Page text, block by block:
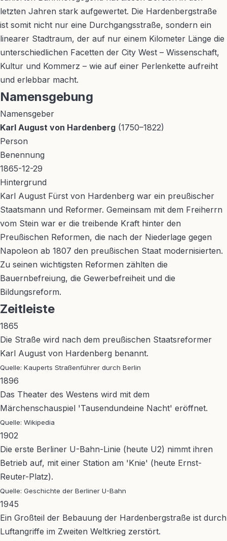
letzten Jahren stark aufgewertet. Die Hardenbergstraße
ist somit nicht nur eine Durchgangsstraße, sondern ein
linearer Stadtraum, der auf nur einem Kilometer Länge die
unterschiedlichen Facetten der City West – Wissenschaft,
Kultur und Kommerz – wie auf einer Perlenkette aufreiht
und erlebbar macht.
Namensgebung
Namensgeber
Karl August von Hardenberg (1750–1822)
Person
Benennung
1865-12-29
Hintergrund
Karl August Fürst von Hardenberg war ein preußischer
Staatsmann und Reformer. Gemeinsam mit dem Freiherrn
vom Stein war er die treibende Kraft hinter den
Preußischen Reformen, die nach der Niederlage gegen
Napoleon ab 1807 den preußischen Staat modernisierten.
Zu seinen wichtigsten Reformen zählten die
Bauernbefreiung, die Gewerbefreiheit und die
Bildungsreform.
Zeitleiste
1865
Die Straße wird nach dem preußischen Staatsreformer
Karl August von Hardenberg benannt.
Quelle: Kauperts Straßenführer durch Berlin
1896
Das Theater des Westens wird mit dem
Märchenschauspiel 'Tausendundeine Nacht' eröffnet.
Quelle: Wikipedia
1902
Die erste Berliner U-Bahn-Linie (heute U2) nimmt ihren
Betrieb auf, mit einer Station am 'Knie' (heute Ernst-
Reuter-Platz).
Quelle: Geschichte der Berliner U-Bahn
1945
Ein Großteil der Bebauung der Hardenbergstraße ist durch
Luftangriffe im Zweiten Weltkrieg zerstört.